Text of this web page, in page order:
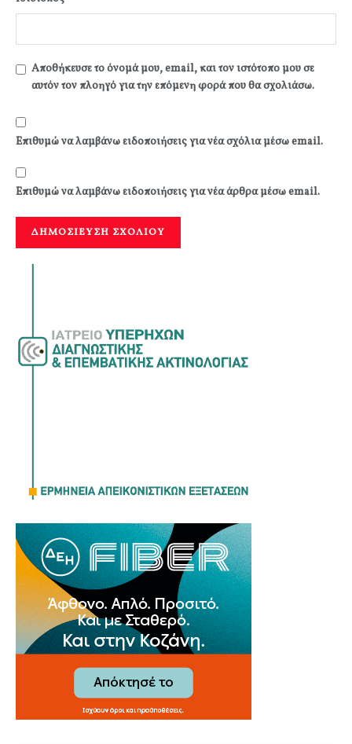
Αποθήκευσε το όνομά μου, email, και τον ιστότοπο μου σε
αυτόν τον πλοηγό για την επόμενη φορά που θα σχολιάσω.
Επιθυμώ να λαμβάνω ειδοποιήσεις για νέα σχόλια μέσω email.
Επιθυμώ να λαμβάνω ειδοποιήσεις για νέα άρθρα μέσω email.